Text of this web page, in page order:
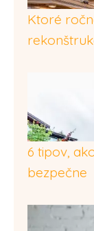
Ktoré
6 tipov,
bezpečne